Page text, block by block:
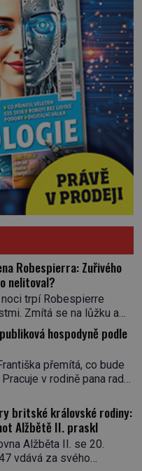
Robespierra: Zuřivého
nelitoval?
trpí Robespierre
Zmítá se na lůžku a
kolotoč myšlenek. Když
vzpomene si na
jasnovidek, kterou
Prorokovala mu
Tehdy se jí vysmál.
jiný významný
Honoré de
hospodyně podle
přemítá, co bude
v rodině pana rady
ze „sandtnerek“.
že už nemusíme chodit
si směrem ke
má v kuchyni k ruce.
letech nové republiky
britské královské rodiny:
Alžbětě II. praskl
Alžběta II. se 20.
vdává za svého